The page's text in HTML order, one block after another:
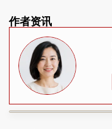
作者资讯